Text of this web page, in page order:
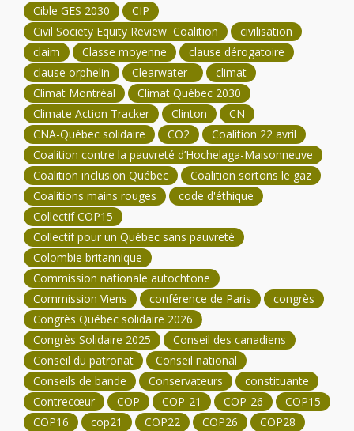
Cible GES 2030
CIP
Civil Society Equity Review Coalition
civilisation
claim
Classe moyenne
clause dérogatoire
clause orphelin
Clearwater
climat
Climat Montréal
Climat Québec 2030
Climate Action Tracker
Clinton
CN
CNA-Québec solidaire
CO2
Coalition 22 avril
Coalition contre la pauvreté d’Hochelaga-Maisonneuve
Coalition inclusion Québec
Coalition sortons le gaz
Coalitions mains rouges
code d'éthique
Collectif COP15
Collectif pour un Québec sans pauvreté
Colombie britannique
Commission nationale autochtone
Commission Viens
conférence de Paris
congrès
Congrès Québec solidaire 2026
Congrès Solidaire 2025
Conseil des canadiens
Conseil du patronat
Conseil national
Conseils de bande
Conservateurs
constituante
Contrecœur
COP COP-21 COP-26
COP15
COP16
cop21 COP22 COP26
COP28